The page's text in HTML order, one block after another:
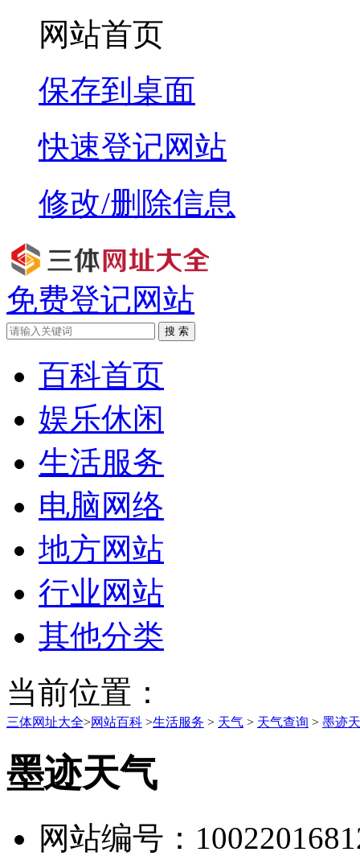
网站首页
保存到桌面
快速登记网站
修改/删除信息
免费登记网站
搜 索
百科首页
娱乐休闲
生活服务
电脑网络
地方网站
行业网站
其他分类
当前位置：
三体网址大全>网站百科 >生活服务 > 天气 > 天气查询 > 墨迹
墨迹天气
网站编号：